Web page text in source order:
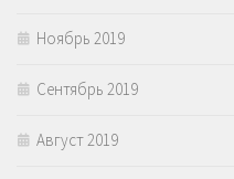
Ноябрь 2019
Сентябрь 2019
Август 2019